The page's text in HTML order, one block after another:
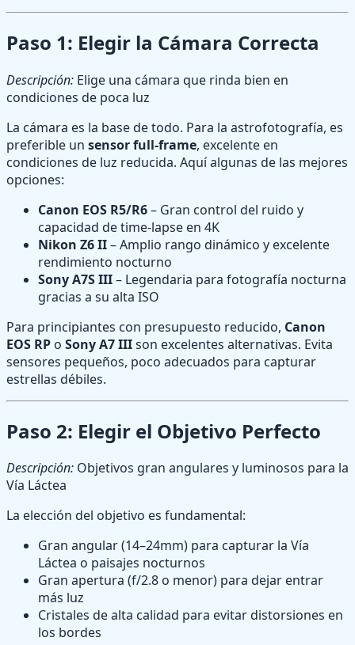
Paso 1: Elegir la Cámara Correcta
Descripción: Elige una cámara que rinda bien en
condiciones de poca luz
La cámara es la base de todo. Para la astrofotografía, es
preferible un sensor full-frame, excelente en
condiciones de luz reducida. Aquí algunas de las mejores
opciones:
Canon EOS R5/R6– Gran control del ruido y
capacidad de time-lapse en 4K
Nikon Z6 II– Amplio rango dinámico y excelente
rendimiento nocturno
Sony A7S III– Legendaria para fotografía nocturna
gracias a su alta ISO
Para principiantes con presupuesto reducido, Canon
EOS RP o Sony A7 IIIson excelentes alternativas. Evita
sensores pequeños, poco adecuados para capturar
estrellas débiles.
Paso 2: Elegir el Objetivo Perfecto
Descripción: Objetivos gran angulares y luminosos para la
Vía Láctea
La elección del objetivo es fundamental:
Gran angular (14–24mm) para capturar la Vía
Láctea o paisajes nocturnos
Gran apertura (f/2.8 o menor) para dejar entrar
más luz
Cristales de alta calidad para evitar distorsiones en
los bordes